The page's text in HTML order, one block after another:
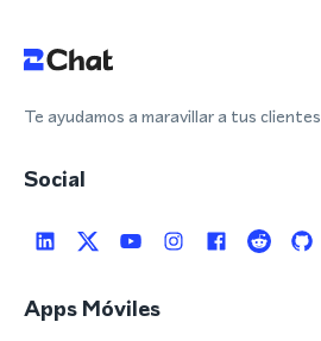
Te ayudamos a maravillar a tus clientes
Social
Apps Móviles